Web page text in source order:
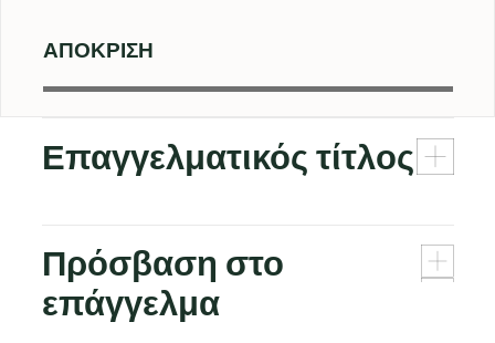
ΑΠΌΚΡΙΣΗ
Επαγγελματικός τίτλος
Πρόσβαση στο
επάγγελμα